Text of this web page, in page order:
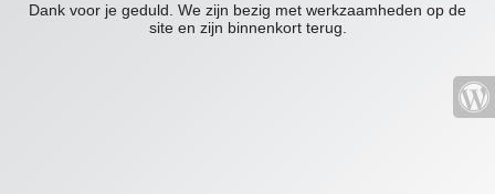
Dank voor je geduld. We zijn bezig met werkzaamheden op de
site en zijn binnenkort terug.